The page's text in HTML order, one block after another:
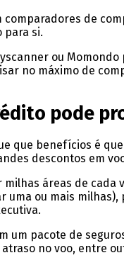
de
para si.
ou
no máximo de
pode
que benefícios é
descontos em
áreas de cada
uma ou mais
um pacote de
no voo, entre